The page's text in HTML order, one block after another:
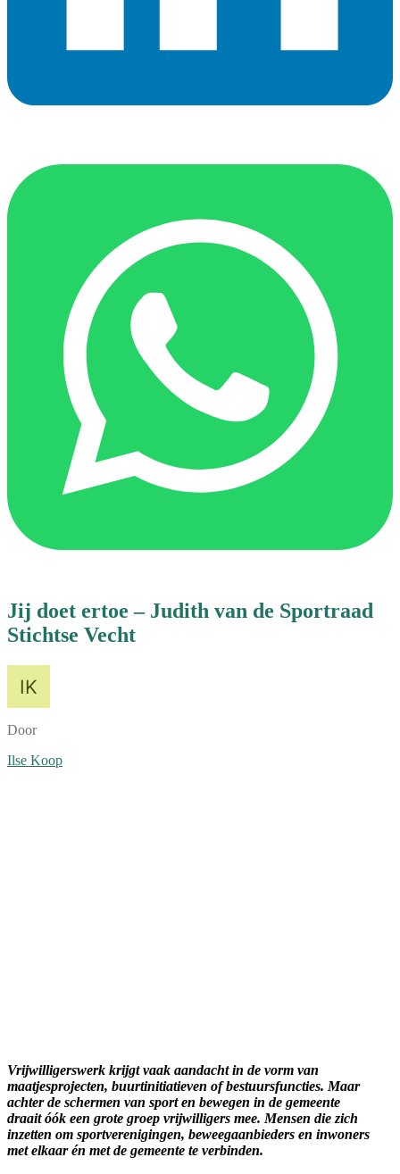
Jij doet ertoe – Judith van de Sportraad
Stichtse Vecht
Door
Ilse Koop
Vrijwilligerswerk krijgt vaak aandacht in de vorm van
maatjesprojecten, buurtinitiatieven of bestuursfuncties. Maar
achter de schermen van sport en bewegen in de gemeente
draait óók een grote groep vrijwilligers mee. Mensen die zich
inzetten om sportverenigingen, beweegaanbieders en inwoners
met elkaar én met de gemeente te verbinden.